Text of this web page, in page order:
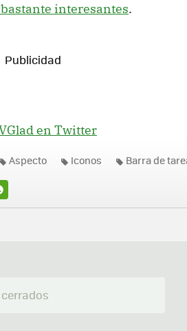
interesantes.
en Twitter
Aspecto Iconos Barra de